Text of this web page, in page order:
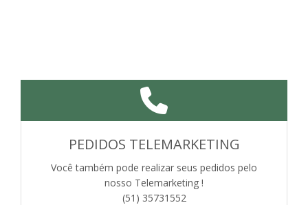
PEDIDOS TELEMARKETING
Você também pode realizar seus pedidos pelo
nosso Telemarketing !
(51) 35731552